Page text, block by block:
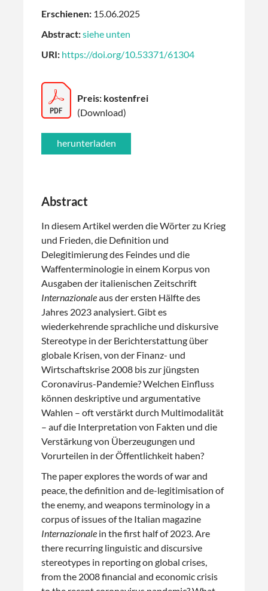
Erschienen: 15.06.2025
Abstract:siehe unten
URI: https://doi.org/10.53371/61304
Preis: kostenfrei
(Download)
Abstract
In diesem Artikel werden die Wörter zu Krieg
und Frieden, die Definition und
Delegitimierung des Feindes und die
Waffenterminologie in einem Korpus von
Ausgaben der italienischen Zeitschrift
Internazionaleaus der ersten Hälfte des
Jahres 2023 analysiert. Gibt es
wiederkehrende sprachliche und diskursive
Stereotype in der Berichterstattung über
globale Krisen, von der Finanz- und
Wirtschaftskrise 2008 bis zur jüngsten
Coronavirus-Pandemie? Welchen Einfluss
können deskriptive und argumentative
Wahlen – oft verstärkt durch Multimodalität
– auf die Interpretation von Fakten und die
Verstärkung von Überzeugungen und
Vorurteilen in der Öffentlichkeit haben?
The paper explores the words of war and
peace, the definition and de-legitimisation of
the enemy, and weapons terminology in a
corpus of issues of the Italian magazine
Internazionale in the first half of 2023. Are
there recurring linguistic and discursive
stereotypes in reporting on global crises,
from the 2008 financial and economic crisis